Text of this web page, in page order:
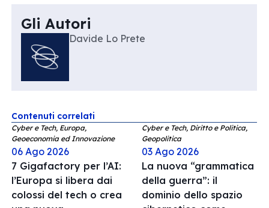
Gli Autori
Davide Lo Prete
Contenuti correlati
Cyber e Tech, Europa,
Geoeconomia ed Innovazione
06 Ago 2026
7 Gigafactory per l’AI:
l’Europa si libera dai
colossi del tech o crea
Cyber e Tech, Diritto e Politica,
Geopolitica
03 Ago 2026
La nuova “grammatica
della guerra”: il
dominio dello spazio